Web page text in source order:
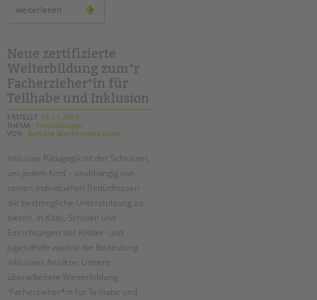
weiterlesen pestalozzi-
sexuelle
gesundheit
und
aufklärung
Neue zertifizierte
Weiterbildung zum*r
Facherzieher*in für
Teilhabe und Inklusion
ERSTELLT 14.11.2024
THEMA
Fortbildungen
VON
Barbara Brecht-Hadraschek
Inklusive Pädagogik ist der Schlüssel,
um jedem Kind – unabhängig von
seinen individuellen Bedürfnissen –
die bestmögliche Unterstützung zu
bieten. In Kitas, Schulen und
Einrichtungen der Kinder- und
Jugendhilfe wächst die Bedeutung
inklusiver Ansätze. Unsere
überarbeitete Weiterbildung
“Facherzieher*in für Teilhabe und